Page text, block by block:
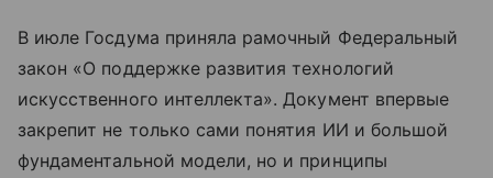
В июле Госдума приняла рамочный Федеральный
закон «О поддержке развития технологий
искусственного интеллекта». Документ впервые
закрепит не только сами понятия ИИ и большой
фундаментальной модели, но и принципы